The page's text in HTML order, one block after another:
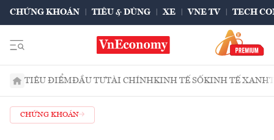
CHỨNG KHOÁN TIÊU & DÙNG XE VNE TV TECH
TIÊU ĐIỂMĐẦU TƯTÀI CHÍNHKINH TẾ SỐKINH TẾ XANH
CHỨNG KHOÁN